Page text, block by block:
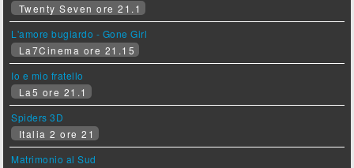
Twenty Seven ore 21.1
L'amore bugiardo - Gone Girl
La7Cinema ore 21.15
Io e mio fratello
La5 ore 21.1
Spiders 3D
Italia 2 ore 21
Matrimonio al Sud